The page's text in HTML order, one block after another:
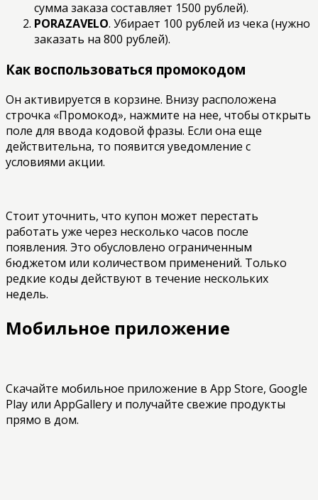
сумма заказа составляет 1500 рублей).
PORAZAVELO. Убирает 100 рублей из чека (нужно
заказать на 800 рублей).
Как воспользоваться промокодом
Он активируется в корзине. Внизу расположена
строчка «Промокод», нажмите на нее, чтобы открыть
поле для ввода кодовой фразы. Если она еще
действительна, то появится уведомление с
условиями акции.
Стоит уточнить, что купон может перестать
работать уже через несколько часов после
появления. Это обусловлено ограниченным
бюджетом или количеством применений. Только
редкие коды действуют в течение нескольких
недель.
Мобильное приложение
Скачайте мобильное приложение в App Store, Google
Play или AppGallery и получайте свежие продукты
прямо в дом.